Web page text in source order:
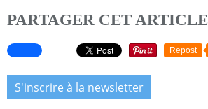
PARTAGER CET ARTICLE
Repost
S'inscrire à la newsletter